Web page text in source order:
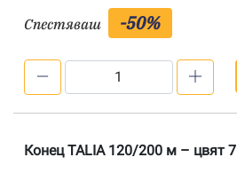
Спестяваш -50%
TALIA
Конец TALIA 120/200 м – цвят